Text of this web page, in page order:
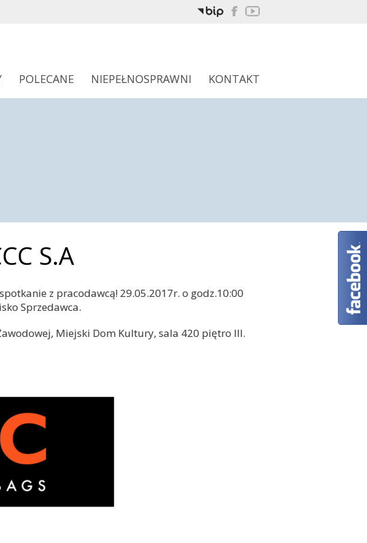
POLECANE NIEPEŁNOSPRAWNI KONTAKT
S.A
z pracodawcą! 29.05.2017r. o godz.10:00
Sprzedawca.
Miejski Dom Kultury, sala 420 piętro III.